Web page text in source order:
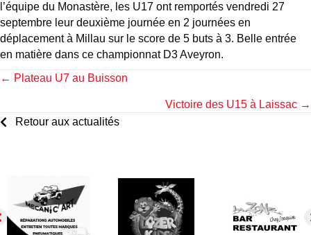
l’équipe du Monastère, les U17 ont remportés vendredi 27
septembre leur deuxième journée en 2 journées en
déplacement à Millau sur le score de 5 buts à 3. Belle entrée
en matière dans ce championnat D3 Aveyron.
Posts
navigation
← Plateau U7 au Buisson
Victoire des U15 à Laissac →
Retour aux actualités